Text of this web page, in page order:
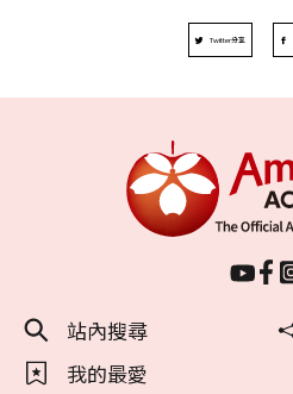
Twitter分享
站內搜尋
我的最愛